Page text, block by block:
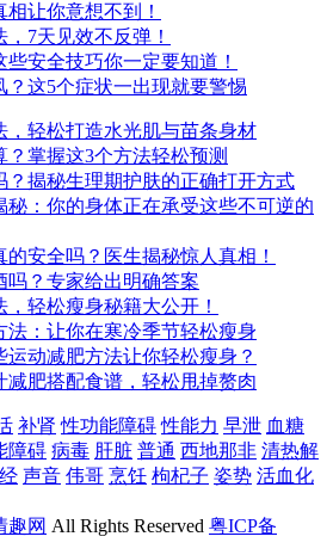
让你意想不到！
7天见效不反弹！
安全技巧你一定要知道！
？这5个症状一出现就要警惕
，轻松打造水光肌与苗条身材
掌握这3个方法轻松预测
？揭秘生理期护肤的正确打开方式
秘：你的身体正在承受这些不可逆的
安全吗？医生揭秘惊人真相！
吗？专家给出明确答案
轻松瘦身秘籍大公开！
法：让你在寒冷季节轻松瘦身
动减肥方法让你轻松瘦身？
减肥搭配食谱，轻松甩掉赘肉
补肾 性功能障碍 性能力 早泄 血糖
障碍 病毒 肝脏 普通 西地那非 清热解
声音 伟哥 烹饪 枸杞子 姿势 活血化
趣网 All Rights Reserved 粤ICP备